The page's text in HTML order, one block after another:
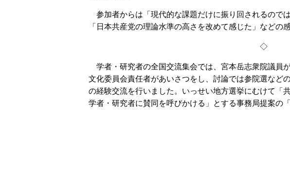
参加者からは「現代的な課題だけに振り回されるので
「日本共産党の理論水準の高さを改めて感じた」などの
◇
学者・研究者の全国交流集会では、宮本岳志衆院議員
文化委員会責任者があいさつをし、討論では参院選など
の経験交流を行いました。いっせい地方選挙にむけて「
学者・研究者に賛同を呼びかける」とする事務局提案の